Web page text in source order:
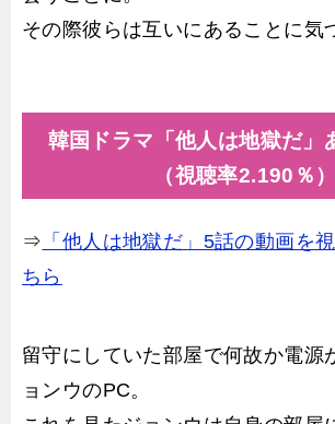
その際彼らは互いにあることに気
韓国ドラマ「他人は地獄だ」
（視聴率2.190％）
⇒ 「他人は地獄だ」5話の動画を
ちら
留守にしていた部屋で何故か電源
ョンウのPC。